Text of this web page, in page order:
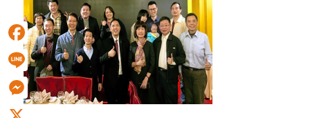
Facebook
Line
Messenger